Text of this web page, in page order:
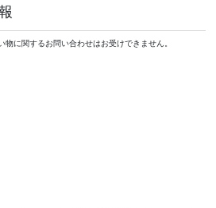
に関するお問い合わせはお受けできません。